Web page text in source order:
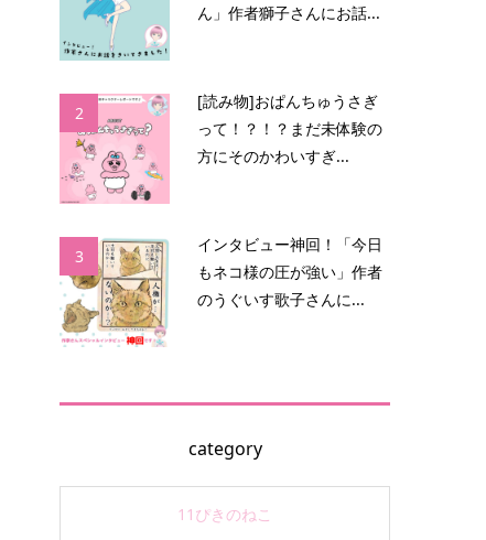
ん」作者獅子さんにお話...
2
[読み物]おぱんちゅうさぎ
って！？！？まだ未体験の
方にそのかわいすぎ...
3
インタビュー神回！「今日
もネコ様の圧が強い」作者
のうぐいす歌子さんに...
category
11ぴきのねこ